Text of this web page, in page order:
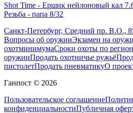
Shot Time - Ершик нейлоновый кал
Резьба - папа 8/32
Санкт-Петербург, Средний пр. В.О.,
Вопросы об оружииЭкзамен на
охотминимумаСроки охоты по
оружииПродать охотничье ружьё
пистолетПродать пневматикуО
Ганпост © 2026
Пользовательское соглашение
конфиденциальностиПубличная